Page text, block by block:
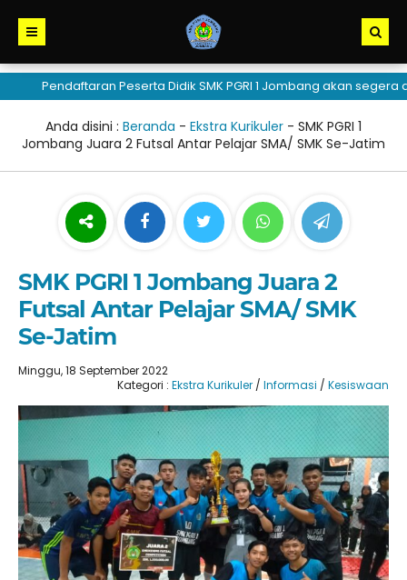
Pendaftaran Peserta Didik SMK PGRI 1 Jombang akan segera
Anda disini : Beranda - Ekstra Kurikuler - SMK PGRI 1
Jombang Juara 2 Futsal Antar Pelajar SMA/ SMK Se-Jatim
SMK PGRI 1 Jombang Juara 2
Futsal Antar Pelajar SMA/ SMK
Se-Jatim
Minggu, 18 September 2022
Kategori : Ekstra Kurikuler / Informasi / Kesiswaan